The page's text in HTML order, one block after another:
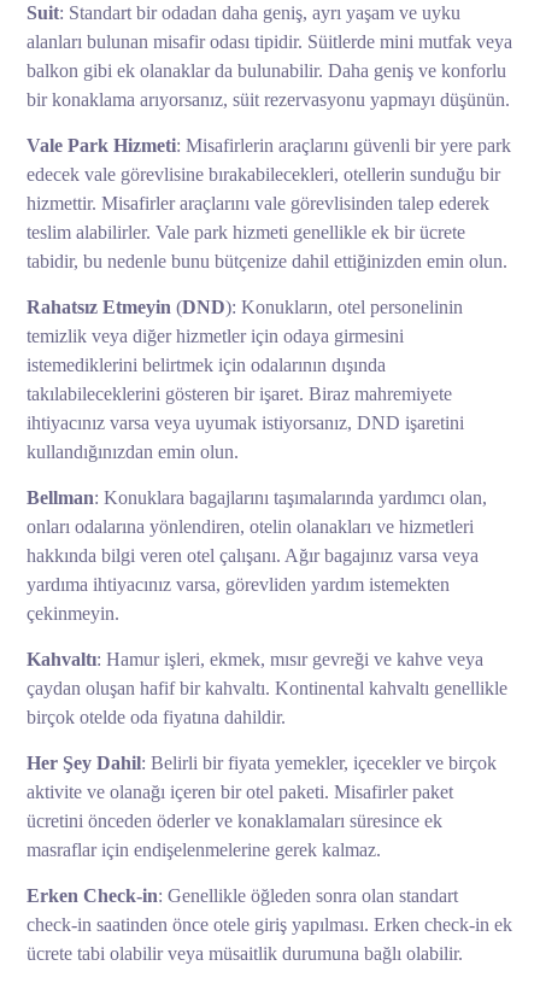
Suit: Standart bir odadan daha geniş, ayrı yaşam ve uyku
alanları bulunan misafir odası tipidir. Süitlerde mini mutfak veya
balkon gibi ek olanaklar da bulunabilir. Daha geniş ve konforlu
bir konaklama arıyorsanız, süit rezervasyonu yapmayı düşünün.
Vale Park Hizmeti: Misafirlerin araçlarını güvenli bir yere park
edecek vale görevlisine bırakabilecekleri, otellerin sunduğu bir
hizmettir. Misafirler araçlarını vale görevlisinden talep ederek
teslim alabilirler. Vale park hizmeti genellikle ek bir ücrete
tabidir, bu nedenle bunu bütçenize dahil ettiğinizden emin olun.
Rahatsız Etmeyin (DND): Konukların, otel personelinin
temizlik veya diğer hizmetler için odaya girmesini
istemediklerini belirtmek için odalarının dışında
takılabileceklerini gösteren bir işaret. Biraz mahremiyete
ihtiyacınız varsa veya uyumak istiyorsanız, DND işaretini
kullandığınızdan emin olun.
Bellman: Konuklara bagajlarını taşımalarında yardımcı olan,
onları odalarına yönlendiren, otelin olanakları ve hizmetleri
hakkında bilgi veren otel çalışanı. Ağır bagajınız varsa veya
yardıma ihtiyacınız varsa, görevliden yardım istemekten
çekinmeyin.
Kahvaltı: Hamur işleri, ekmek, mısır gevreği ve kahve veya
çaydan oluşan hafif bir kahvaltı. Kontinental kahvaltı genellikle
birçok otelde oda fiyatına dahildir.
Her Şey Dahil: Belirli bir fiyata yemekler, içecekler ve birçok
aktivite ve olanağı içeren bir otel paketi. Misafirler paket
ücretini önceden öderler ve konaklamaları süresince ek
masraflar için endişelenmelerine gerek kalmaz.
Erken Check-in: Genellikle öğleden sonra olan standart
check-in saatinden önce otele giriş yapılması. Erken check-in ek
ücrete tabi olabilir veya müsaitlik durumuna bağlı olabilir.